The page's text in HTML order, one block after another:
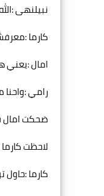
نبيلنهى
كارما
امال :يعني
رامي :واحنا
ضحكت امال
لاحظت
كارما